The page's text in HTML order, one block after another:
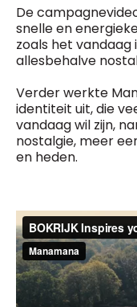
De
snelle en
zoals het vandaag
allesbehalve
Verder werkte
identiteit uit, die
vandaag wil zijn,
nostalgie, meer
en heden.
Vragen ?